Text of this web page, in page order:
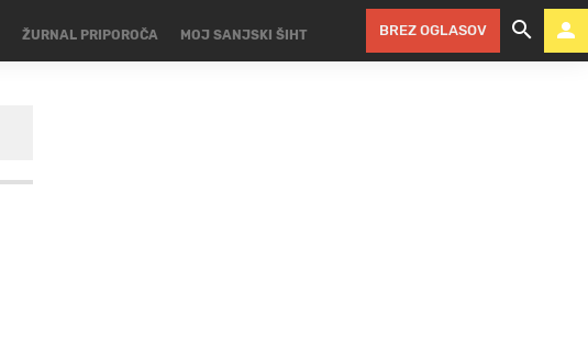
ŽURNAL PRIPOROČA MOJ SANJSKI ŠIHT BREZ OGLASOV